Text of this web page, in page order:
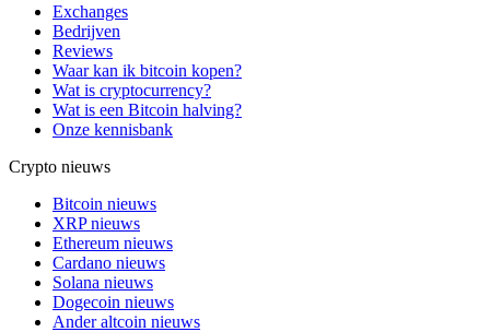
Exchanges
Bedrijven
Reviews
Waar kan ik bitcoin kopen?
Wat is cryptocurrency?
Wat is een Bitcoin halving?
Onze kennisbank
Crypto nieuws
Bitcoin nieuws
XRP nieuws
Ethereum nieuws
Cardano nieuws
Solana nieuws
Dogecoin nieuws
Ander altcoin nieuws